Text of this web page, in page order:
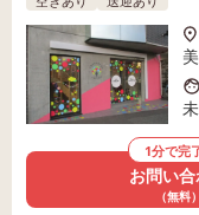
1分で完
お問い
（無料）